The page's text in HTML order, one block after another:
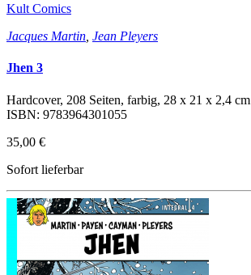
Kult Comics
Jacques Martin Jean Pleyers
Jhen 3
Hardcover, 208 Seiten, farbig, 28 x 21 x 2,4 cm
ISBN: 9783964301055
35,00 €
Sofort lieferbar